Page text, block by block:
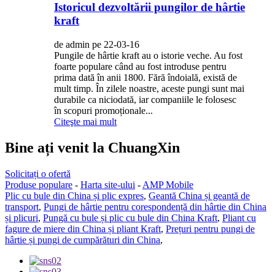
Istoricul dezvoltării pungilor de hârtie
kraft
de admin pe 22-03-16
Pungile de hârtie kraft au o istorie veche. Au fost
foarte populare când au fost introduse pentru
prima dată în anii 1800. Fără îndoială, există de
mult timp. În zilele noastre, aceste pungi sunt mai
durabile ca niciodată, iar companiile le folosesc
în scopuri promoționale...
Citeşte mai mult
Bine ați venit la ChuangXin
Solicitați o ofertă
Produse populare - Harta site-ului - AMP Mobile
Plic cu bule din China și plic expres, Geantă China și geantă de
transport, Pungi de hârtie pentru corespondență din hârtie din China
și plicuri, Pungă cu bule și plic cu bule din China Kraft, Pliant cu
fagure de miere din China și pliant Kraft, Prețuri pentru pungi de
hârtie și pungi de cumpărături din China,